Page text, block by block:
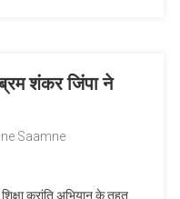
शंकर जिंपा ने
Saamne
क्रांति अभियान के तहत